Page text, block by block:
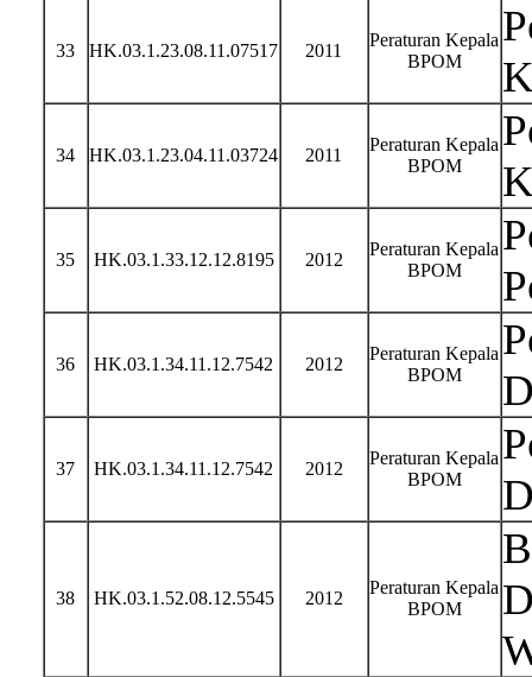
33 HK.03.1.23.08.11.07517 2011
Peraturan Kepala
BPOM
34 HK.03.1.23.04.11.03724 2011
Peraturan Kepala
BPOM
35 HK.03.1.33.12.12.8195 2012
Peraturan Kepala
BPOM
36 HK.03.1.34.11.12.7542 2012
Peraturan Kepala
BPOM
37 HK.03.1.34.11.12.7542 2012
Peraturan Kepala
BPOM
38 HK.03.1.52.08.12.5545 2012
Peraturan Kepala
BPOM